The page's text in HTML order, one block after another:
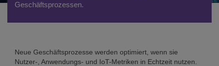
Geschäftsprozessen.
Neue Geschäftsprozesse werden optimiert, wenn sie
Nutzer-, Anwendungs- und IoT-Metriken in Echtzeit nutzen.